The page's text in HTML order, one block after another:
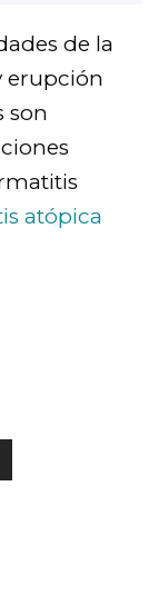
de la
erupción
son
atópica